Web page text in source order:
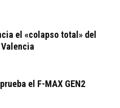
el «colapso total» del
el F-MAX GEN2